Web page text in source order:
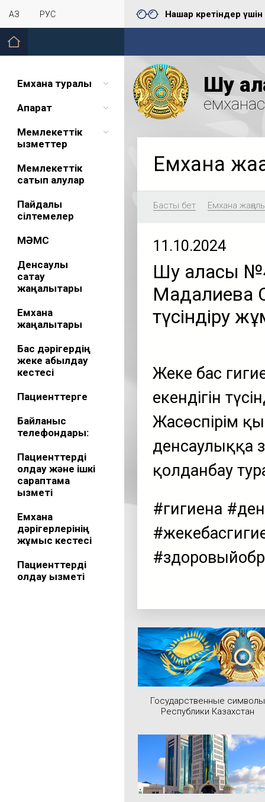
ҚАЗ РУС Нашар көретіндер үшін
Емхана туралы
Ақпарат
Мемлекеттік
қызметтер
Мемлекеттік
сатып алулар
Пайдалы
сілтемелер
МӘМС
Денсаулық
сақтау
жаңалықтары
Емхана
жаңалықтары
Бас дәрігердің
жеке қабылдау
кестесі
Пациенттерге
Байланыс
телефондары:
Пациенттерді
қолдау және ішкі
сараптама
қызметі
Емхана
дәрігерлерінің
жұмыс кестесі
Пациенттерді
қолдау қызметі
Шу
Емхана
Басты бет Емхана
11.10.2024
Шу қаласы
Мадалиева
түсіндіру
Жеке бас
екендігін
Жасөспірім
денсаулыққа
қолданбау
#гигиена
Государственные символы
Республики Казахстан